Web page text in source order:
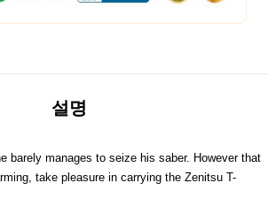
설명
barely manages to seize his saber. However that
take pleasure in carrying the Zenitsu T-